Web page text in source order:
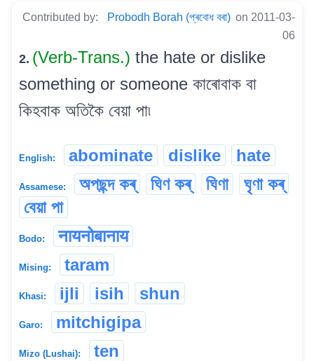
Contributed by: Probodh Borah (প্ৰবোধ বৰা) on 2011-03-
06
2. (Verb-Trans.) the hate or dislike
something or someone কাৰোবাক বা
কিহবাক অতিকৈ বেয়া পা৷
English: abominate dislike hate
Assamese: অপছন্দ কৰ্ ঘিণ কৰ্ ঘিণা
ঘৃণা কৰ্
বেয়া পা
Bodo: नायनोबानाय
Mising: taram
Khasi: ijli isih shun
Garo: mitchigipa
Mizo (Lushai): ten